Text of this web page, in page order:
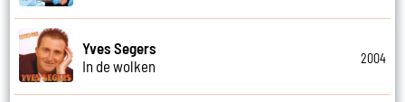
Yves Segers
In de wolken
2004